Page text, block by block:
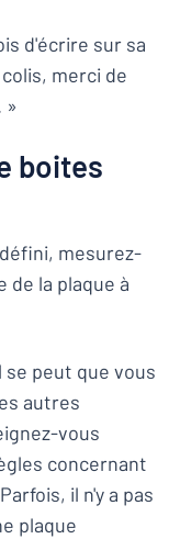
d'écrire sur sa
merci de
»
boites
mesurez-
de la plaque à
peut que vous
autres
vous
concernant
il n'y a pas
plaque